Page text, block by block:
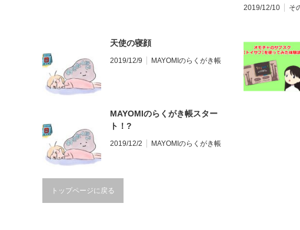
2019/12/10 そ
天使の寝顔
2019/12/9 MAYOMIのらくがき帳
MAYOMIのらくがき帳スター
ト！?
2019/12/2 MAYOMIのらくがき帳
トップページに戻る